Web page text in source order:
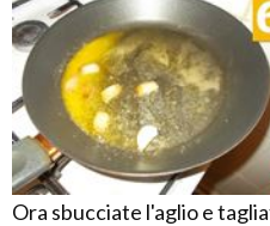
Ora sbucciate l'aglio e